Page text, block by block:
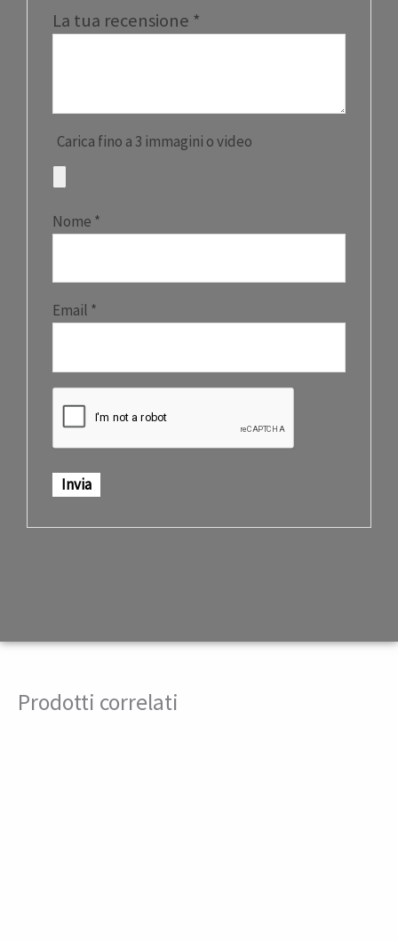
La tua recensione *
Carica fino a 3 immagini o video
Nome *
Email *
Prodotti correlati